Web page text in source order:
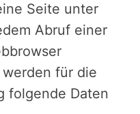
Seite unter
Abruf einer
für die
folgende Daten